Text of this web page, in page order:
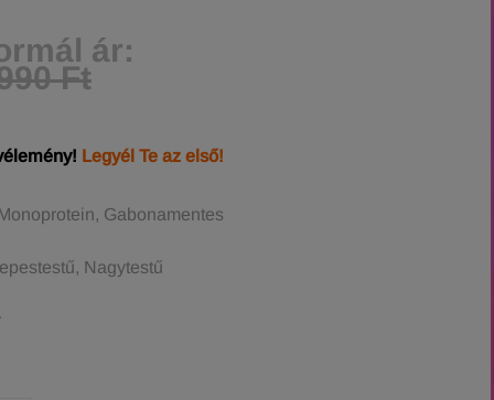
ár:
Ft
Legyél Te az első!
Gabonamentes
Nagytestű